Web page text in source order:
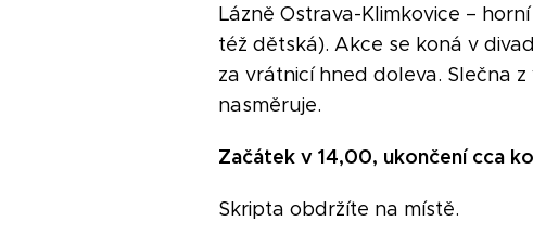
Lázně Ostrava-Klimkovice –
též dětská). Akce se koná v
za vrátnicí hned doleva. Slečna
nasměruje.
Začátek v 14,00, ukončení cca
Skripta obdržíte na místě.